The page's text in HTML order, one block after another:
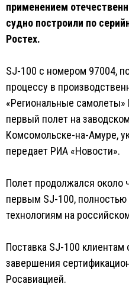
применением
судно построили по
Ростех.
SJ-100 с номером 97004,
процессу в
«Региональные
первый полет на
Комсомольске-на-Амуре,
передает РИА «Новости».
Полет продолжался около
первым SJ-100,
технологиям на
Поставка SJ-100
завершения
Росавиацией.